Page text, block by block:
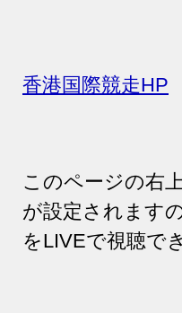
香港国際競走HP
このページの右
が設定されます
をLIVEで視聴で